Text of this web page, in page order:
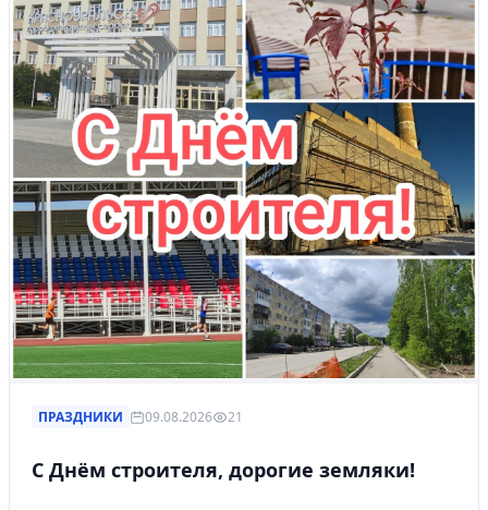
ПРАЗДНИКИ 09.08.2026 21
С Днём строителя, дорогие земляки!